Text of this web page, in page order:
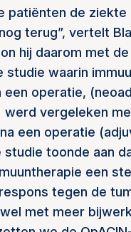
patiënten de ziekte
terug”, vertelt
hij daarom met de
waarin
een operatie,
werd vergeleken
een operatie
studie toonde aan
een
tegen de
met meer